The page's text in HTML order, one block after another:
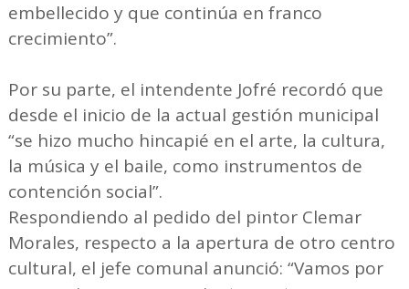
embellecido y que continúa en franco
crecimiento”.
Por su parte, el intendente Jofré recordó que
desde el inicio de la actual gestión municipal
“se hizo mucho hincapié en el arte, la cultura,
la música y el baile, como instrumentos de
contención social”.
Respondiendo al pedido del pintor Clemar
Morales, respecto a la apertura de otro centro
cultural, el jefe comunal anunció: “Vamos por